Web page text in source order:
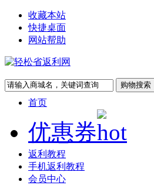
收藏本站
快捷桌面
网站帮助
首页
优惠券
返利教程
手机返利教程
会员中心